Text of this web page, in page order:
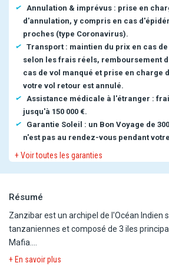
Annulation & imprévus : prise en
d'annulation, y compris en cas
proches (type Coronavirus).
Transport : maintien du prix en cas
selon les frais réels, remboursement
cas de vol manqué et prise en charge
votre vol retour est annulé.
Assistance médicale à l'étranger :
jusqu'à 150 000 €.
Garantie Soleil : un Bon Voyage de
n'est pas au rendez-vous pendant
+ Voir toutes les garanties
Résumé
Zanzibar est un archipel de l'Océan Indien
tanzaniennes et composé de 3 iles
Mafia.
L'île de Zanzibar est entourée d'un récif de
+ En savoir plus